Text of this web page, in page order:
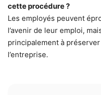
cette procédure ?
Les employés peuvent
l’avenir de leur emploi,
principalement à
l’entreprise.